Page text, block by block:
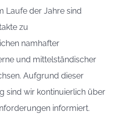
Laufe der Jahre sind
zu
namhafter
und mittelständischer
Aufgrund dieser
sind wir kontinuierlich über
informiert.